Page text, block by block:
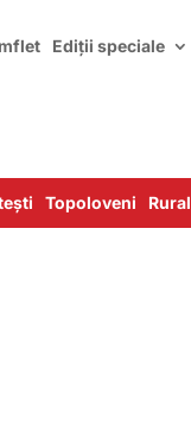
Ediții speciale
Topoloveni Rural